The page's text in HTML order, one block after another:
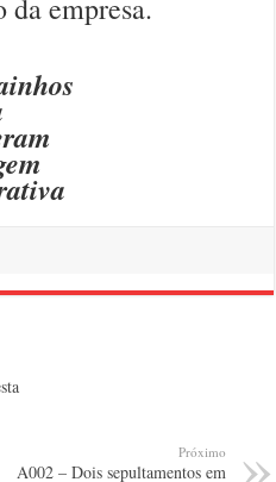
empresa.
Próximo
A002 – Dois sepultamentos em